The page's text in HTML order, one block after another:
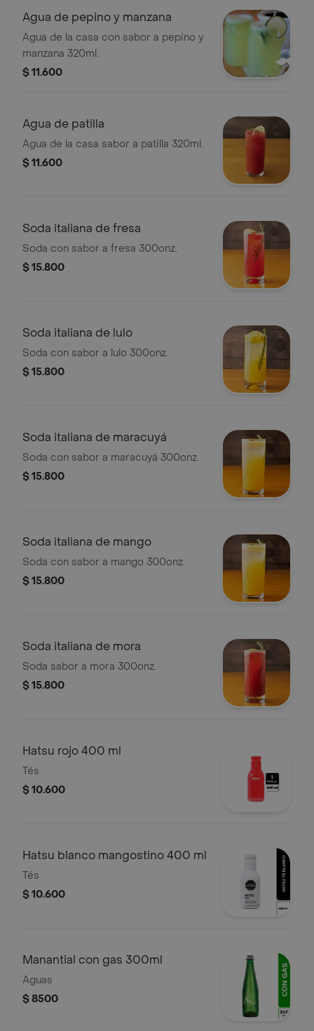
Agua de pepino y manzana
Agua de la casa con sabor a pepino y
manzana 320ml.
$ 11.600
Agua de patilla
Agua de la casa sabor a patilla 320ml.
$ 11.600
Soda italiana de fresa
Soda con sabor a fresa 300onz.
$ 15.800
Soda italiana de lulo
Soda con sabor a lulo 300onz.
$ 15.800
Soda italiana de maracuyá
Soda con sabor a maracuyá 300onz.
$ 15.800
Soda italiana de mango
Soda con sabor a mango 300onz.
$ 15.800
Soda italiana de mora
Soda sabor a mora 300onz.
$ 15.800
Hatsu rojo 400 ml
Tés
$ 10.600
Hatsu blanco mangostino 400 ml
Tés
$ 10.600
Manantial con gas 300ml
Aguas
$ 8500